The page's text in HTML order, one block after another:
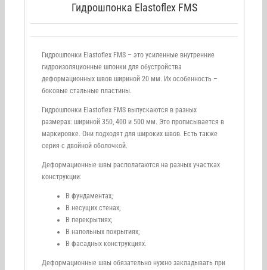
Гидрошпонка Elastoflex FMS
Гидрошпонки Elastoflex FMS – это усиленные внутренние
гидроизоляционные шпонки для обустройства
деформационных швов шириной 20 мм. Их особенность –
боковые стальные пластины.
Гидрошпонки Elastoflex FMS выпускаются в разных
размерах: шириной 350, 400 и 500 мм. Это прописывается в
маркировке. Они подходят для широких швов. Есть также
серия с двойной оболочкой.
Деформационные швы располагаются на разных участках
конструкции:
В фундаментах;
В несущих стенах;
В перекрытиях;
В напольных покрытиях;
В фасадных конструкциях.
Деформационные швы обязательно нужно закладывать при